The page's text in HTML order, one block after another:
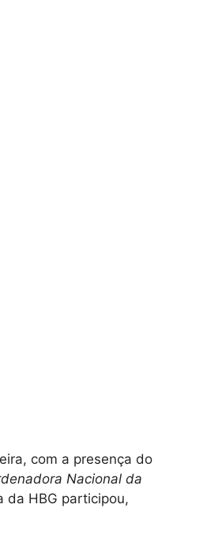
com a presença do
Nacional da
da HBG participou,